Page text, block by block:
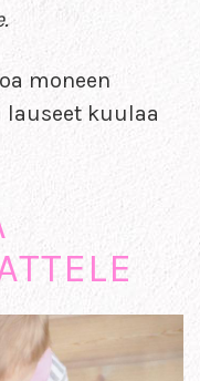
moneen
kuulaa